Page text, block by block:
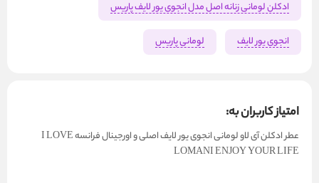
ادکلن لومانی زنانه اصل مدل انجوی یور لایف پاریس
انجوی یور لایف لومانی پاریس
امتیاز کاربران به:
عطر ادکلن آی لاو لومانی انجوی یور لایف اصلی و اورجینال فرانسه I LOVE
LOMANI ENJOY YOUR LIFE